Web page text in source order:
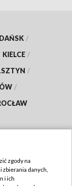
/
KIELCE /
/
/
zgody na
zbierania danych,
i ich